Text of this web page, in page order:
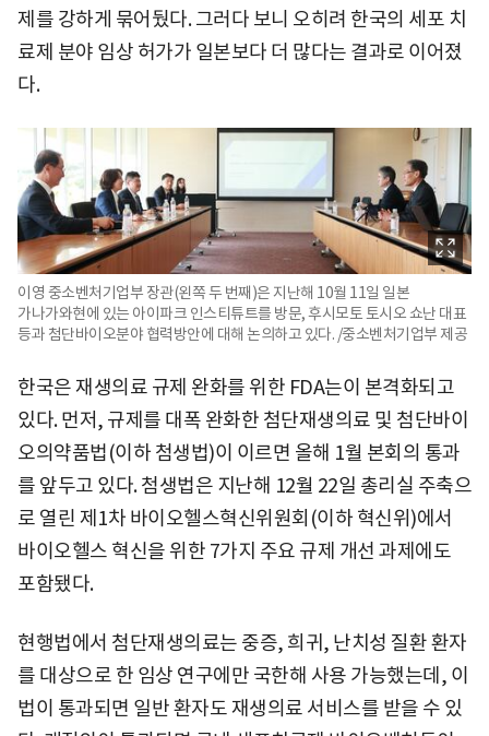
제를 강하게 묶어뒀다. 그러다 보니 오히려 한국의 세포 치
료제 분야 임상 허가가 일본보다 더 많다는 결과로 이어졌
다.
이영 중소벤처기업부 장관(왼쪽 두 번째)은 지난해 10월 11일 일본
가나가와현에 있는 아이파크 인스티튜트를 방문, 후시모토 토시오 쇼난 대표
등과 첨단바이오분야 협력방안에 대해 논의하고 있다. /중소벤처기업부 제공
한국은 재생의료 규제 완화를 위한 FDA는이 본격화되고
있다. 먼저, 규제를 대폭 완화한 첨단재생의료 및 첨단바이
오의약품법(이하 첨생법)이 이르면 올해 1월 본회의 통과
를 앞두고 있다. 첨생법은 지난해 12월 22일 총리실 주축으
로 열린 제1차 바이오헬스혁신위원회(이하 혁신위)에서
바이오헬스 혁신을 위한 7가지 주요 규제 개선 과제에도
포함됐다.
현행법에서 첨단재생의료는 중증, 희귀, 난치성 질환 환자
를 대상으로 한 임상 연구에만 국한해 사용 가능했는데, 이
법이 통과되면 일반 환자도 재생의료 서비스를 받을 수 있